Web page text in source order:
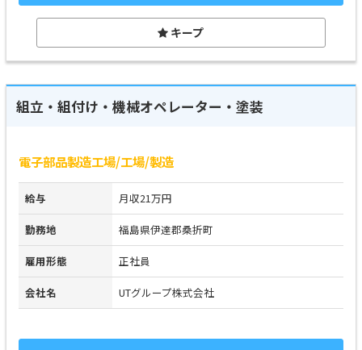
キープ
組立・組付け・機械オペレーター・塗装
電子部品製造工場/工場/製造
給与 月収21万円
勤務地 福島県伊達郡桑折町
雇用形態 正社員
会社名 UTグループ株式会社